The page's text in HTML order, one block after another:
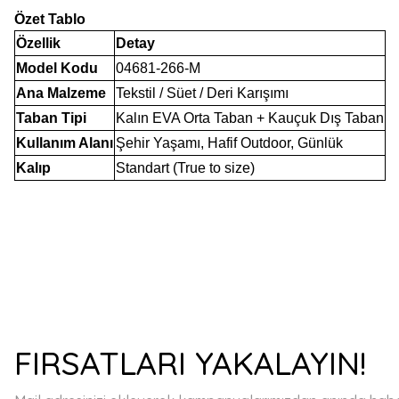
Özet Tablo
Özellik
Detay
Model Kodu
04681-266-M
Ana Malzeme
Tekstil / Süet / Deri Karışımı
Taban Tipi
Kalın EVA Orta Taban + Kauçuk Dış Taban
Kullanım Alanı Şehir Yaşamı, Hafif Outdoor, Günlük
Kalıp
Standart (True to size)
Ürün açıklamasında eksik bilgiler bulunuyor.
FIRSATLARI YAKALAYIN!